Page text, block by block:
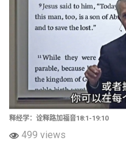
释经学：诠释路加福音18:1-19:10
499 views